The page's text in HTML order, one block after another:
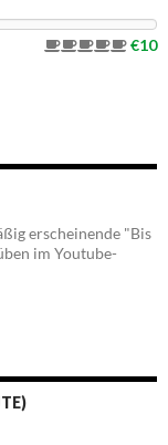
€10
erscheinende "Bis
im Youtube-